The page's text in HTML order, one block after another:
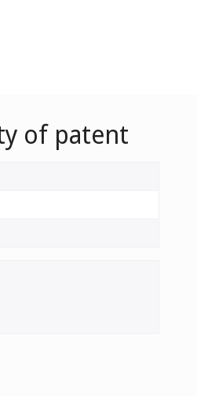
of patent